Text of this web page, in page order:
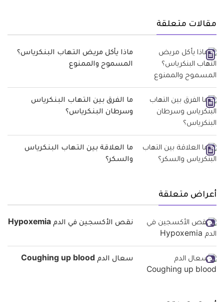
مقالات متعلقة
ماذا يأكل مريض التهاب البنكرياس؟
المسموح والممنوع
ما الفرق بين التهاب البنكرياس
وسرطان البنكرياس؟
ما العلاقة بين التهاب البنكرياس
والسكر؟
أعراض متعلقة
نقص الأكسجين في الدم Hypoxemia
سعال الدم Coughing up blood